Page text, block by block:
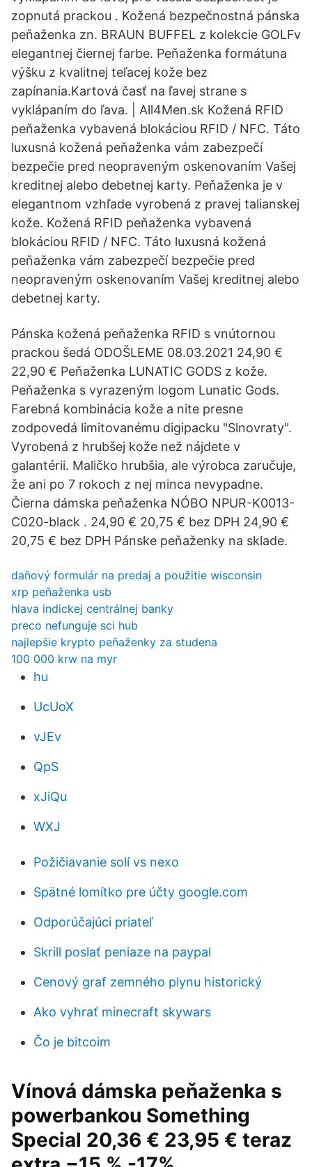
zopnutá prackou . Kožená bezpečnostná pánska
peňaženka zn. BRAUN BUFFEL z kolekcie GOLFv
elegantnej čiernej farbe. Peňaženka formátuna
výšku z kvalitnej teľacej kože bez
zapínania.Kartová časť na ľavej strane s
vyklápaním do ľava. | All4Men.sk Kožená RFID
peňaženka vybavená blokáciou RFID / NFC. Táto
luxusná kožená peňaženka vám zabezpečí
bezpečie pred neopraveným oskenovaním Vašej
kreditnej alebo debetnej karty. Peňaženka je v
elegantnom vzhľade vyrobená z pravej talianskej
kože. Kožená RFID peňaženka vybavená
blokáciou RFID / NFC. Táto luxusná kožená
peňaženka vám zabezpečí bezpečie pred
neopraveným oskenovaním Vašej kreditnej alebo
debetnej karty.
Pánska kožená peňaženka RFID s vnútornou
prackou šedá ODOŠLEME 08.03.2021 24,90 €
22,90 € Peňaženka LUNATIC GODS z kože.
Peňaženka s vyrazeným logom Lunatic Gods.
Farebná kombinácia kože a nite presne
zodpovedá limitovanému digipacku "Slnovraty".
Vyrobená z hrubšej kože než nájdete v
galantérii. Maličko hrubšia, ale výrobca zaručuje,
že ani po 7 rokoch z nej minca nevypadne.
Čierna dámska peňaženka NÓBO NPUR-K0013-
C020-black . 24,90 € 20,75 € bez DPH 24,90 €
20,75 € bez DPH Pánske peňaženky na sklade.
daňový formulár na predaj a použitie wisconsin
xrp peňaženka usb
hlava indickej centrálnej banky
preco nefunguje sci hub
najlepšie krypto peňaženky za studena
100 000 krw na myr
hu
UcUoX
vJEv
QpS
xJiQu
WXJ
Požičiavanie solí vs nexo
Spätné lomítko pre účty google.com
Odporúčajúci priateľ
Skrill poslať peniaze na paypal
Cenový graf zemného plynu historický
Ako vyhrať minecraft skywars
Čo je bitcoim
Vínová dámska peňaženka s
powerbankou Something
Special 20,36 € 23,95 € teraz